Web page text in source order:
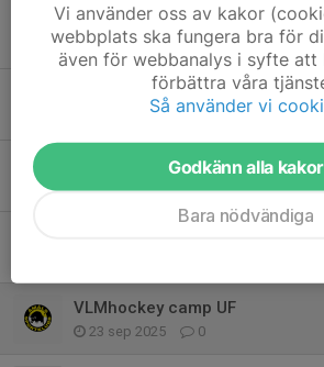
Tidigare nyheter
Sekretariatet U14 B Värmland
16 jan, 07:11 0
Sekretariat lördag 18/10
13 okt 2025 0
VLMhockey camp UF
23 sep 2025 0
Vi använder oss av kakor
webbplats ska fungera bra för
även för webbanalys i syfte att
förbättra våra
Så använder vi
Godkänn alla kakor
Bara nödvändiga